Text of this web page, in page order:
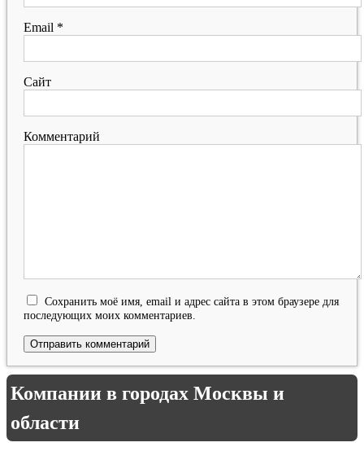
Email *
Сайт
Комментарий
Сохранить моё имя, email и адрес сайта в этом браузере для
последующих моих комментариев.
Компании в городах Москвы и
области